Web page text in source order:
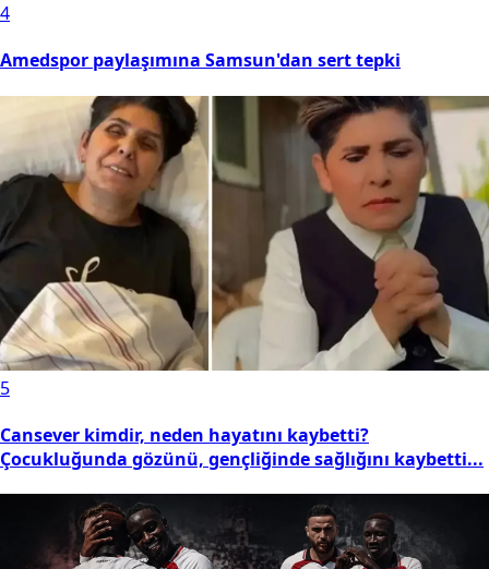
4
Amedspor paylaşımına Samsun'dan sert tepki
5
Cansever kimdir, neden hayatını kaybetti?
Çocukluğunda gözünü, gençliğinde sağlığını kaybetti...